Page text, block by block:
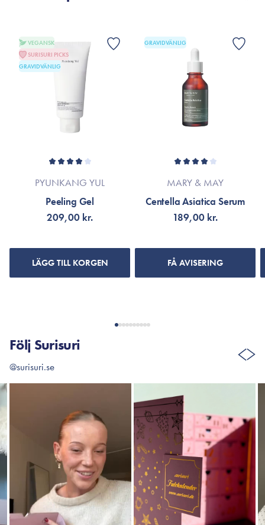
VEGANSK
SURISURI PICKS
GRAVIDVÄNLIG
PYUNKANG YUL
Peeling Gel
209,00 kr.
LÄGG TILL KORGEN
GRAVIDVÄNLIG
MARY & MAY
Centella Asiatica Serum
189,00 kr.
FÅ AVISERING
Följ Surisuri
@surisuri.se